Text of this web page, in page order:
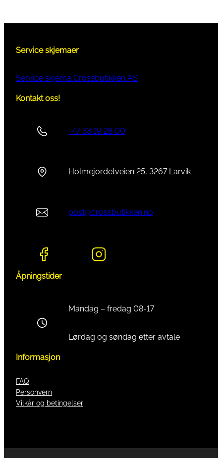
Service skjemaer
Service skjema Crossbutikken AS
Kontakt oss!
+47 33 19 28 00
Holmejordetveien 25, 3267 Larvik
post@crossbutikken.no
Åpningstider
Mandag – fredag 08-17
Lørdag og søndag etter avtale
Informasjon
FAQ
Personvern
Vilkår og betingelser